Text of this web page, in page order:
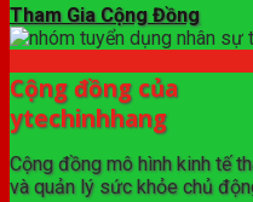
Tham Gia Cộng Đồng
Cộng đồng của
ytechinhhang
Cộng đồng mô hình kinh tế
và quản lý sức khỏe chủ